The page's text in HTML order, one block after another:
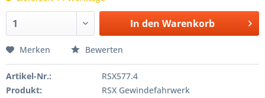
In den Warenkorb
Merken Bewerten
Artikel-Nr.:
RSX577.4
Produkt:
RSX Gewindefahrwerk